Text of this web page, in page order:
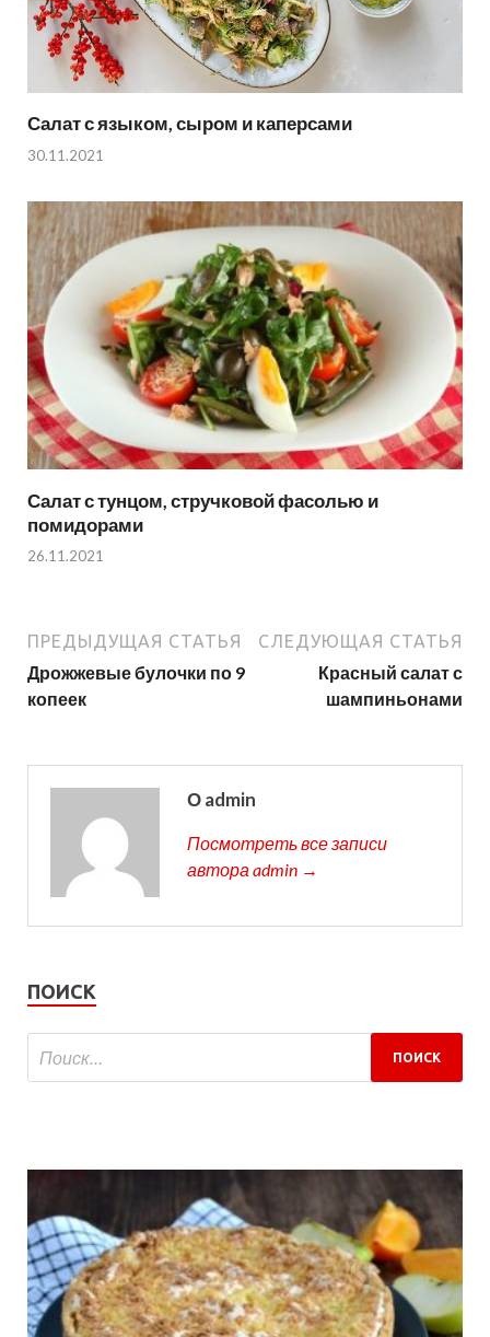
Салат с языком, сыром и каперсами
30.11.2021
Салат с тунцом, стручковой фасолью и
помидорами
26.11.2021
ПРЕДЫДУЩАЯ СТАТЬЯ
Дрожжевые булочки по 9
копеек
СЛЕДУЮЩАЯ СТАТЬЯ
Красный салат с
шампиньонами
О admin
Посмотреть все записи
автора admin →
ПОИСК